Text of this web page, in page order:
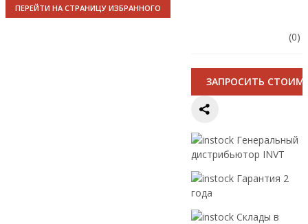
ПЕРЕЙТИ НА СТРАНИЦУ ИЗБРАННОГО
(0)
ЗАПРОСИТЬ
Генеральный
дистрибьютор INVT
Гарантия 2
года
Склады в